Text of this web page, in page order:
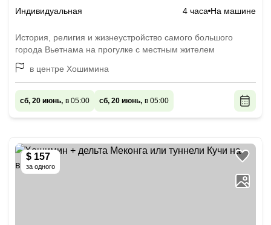
Индивидуальная 4 часа На машине
История, религия и жизнеустройство самого большого
города Вьетнама на прогулке с местным жителем
в центре Хошимина
сб, 20 июнь, в 05:00 сб, 20 июнь, в 05:00
$ 157
за одного